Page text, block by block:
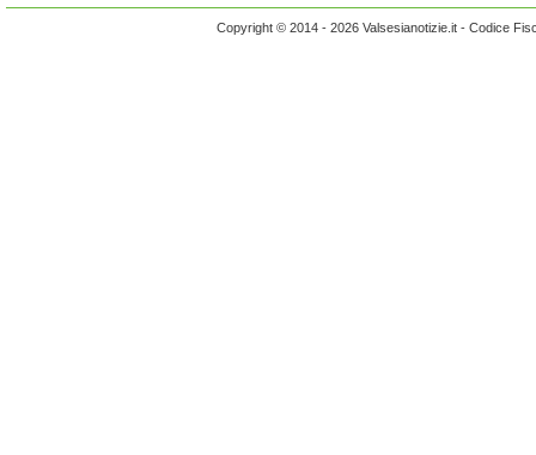
Copyright © 2014 - 2026 Valsesianotizie.it - Codice